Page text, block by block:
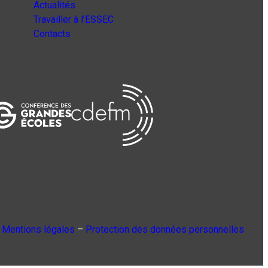
Actualités
Travailler à l’ESSEC
Contacts
Mentions légales – Protection des données personnelles